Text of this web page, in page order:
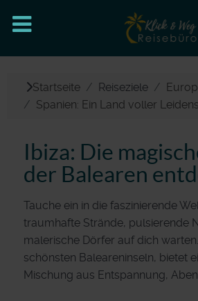
Startseite Reiseziele
Spanien: Ein Land voller
Ibiza: Die
der Balearen
Tauche ein in die faszinierende
traumhafte Strände, pulsierende
malerische Dörfer auf dich
schönsten Baleareninseln, bietet
Mischung aus Entspannung,